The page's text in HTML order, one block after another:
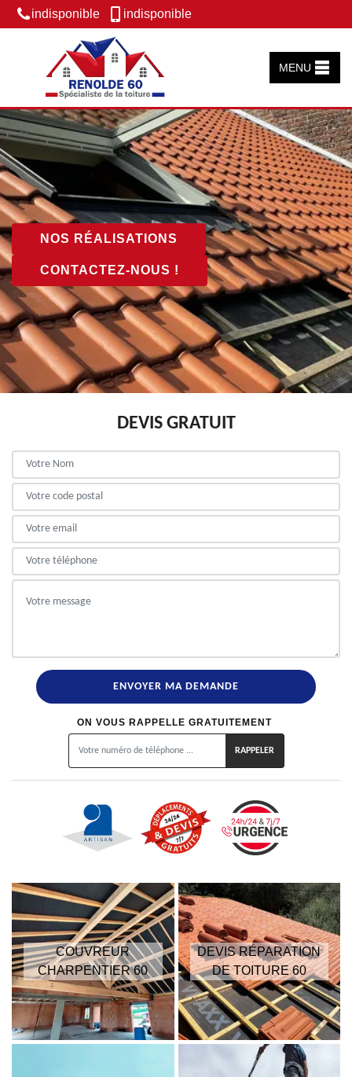
indisponible indisponible
MENU
NOS RÉALISATIONS
CONTACTEZ-NOUS !
DEVIS GRATUIT
ON VOUS RAPPELLE GRATUITEMENT
COUVREUR
CHARPENTIER 60
DEVIS RÉPARATION
DE TOITURE 60